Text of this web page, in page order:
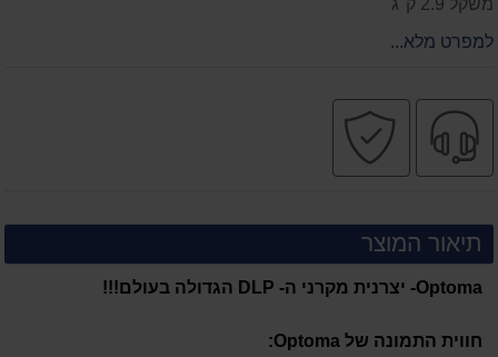
משקל 2.9 ק"ג
למפרט מלא...
שירות
מקצועי
תיאור המוצר
Optoma- יצרנית מקרני ה- DLP הגדולה בעולם!!!
חווית התמונה של Optoma: